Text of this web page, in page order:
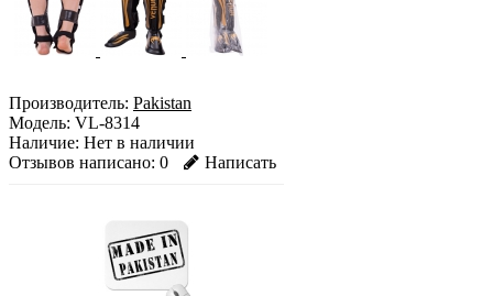
Производитель: Pakistan
Модель: VL-8314
Наличие: Нет в наличии
Отзывов написано: 0 Написать